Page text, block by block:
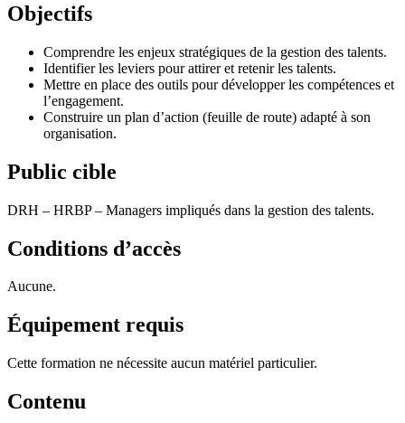
Objectifs
Comprendre les enjeux stratégiques de la gestion des talents.
Identifier les leviers pour attirer et retenir les talents.
Mettre en place des outils pour développer les compétences et
l’engagement.
Construire un plan d’action (feuille de route) adapté à son
organisation.
Public cible
DRH – HRBP – Managers impliqués dans la gestion des talents.
Conditions d’accès
Aucune.
Équipement requis
Cette formation ne nécessite aucun matériel particulier.
Contenu